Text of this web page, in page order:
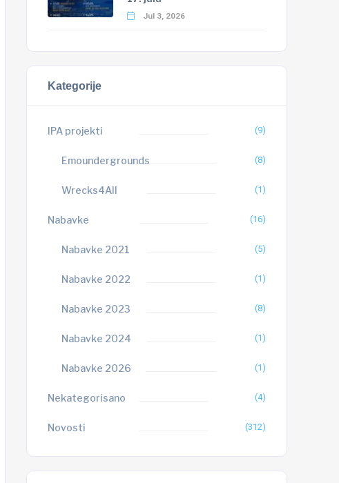
Jul 3, 2026
Kategorije
IPA projekti (9)
Emoundergrounds (8)
Wrecks4All (1)
Nabavke (16)
Nabavke 2021 (5)
Nabavke 2022 (1)
Nabavke 2023 (8)
Nabavke 2024 (1)
Nabavke 2026 (1)
Nekategorisano (4)
Novosti (312)